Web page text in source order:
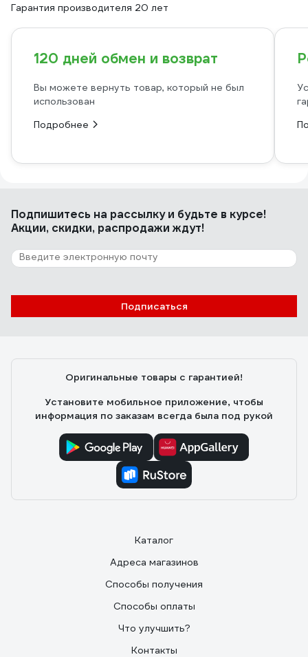
Гарантия производителя 20 лет
120 дней обмен и возврат
Вы можете вернуть товар, который не был
использован
Подробнее
Подпишитесь на рассылкуи будьте в курсе!
Акции, скидки, распродажи ждут!
Подписаться
Оригинальные товары с гарантией!
Установите мобильное приложение, чтобы
информация по заказам всегда была под рукой
Каталог
Адреса магазинов
Способы получения
Способы оплаты
Что улучшить?
Контакты